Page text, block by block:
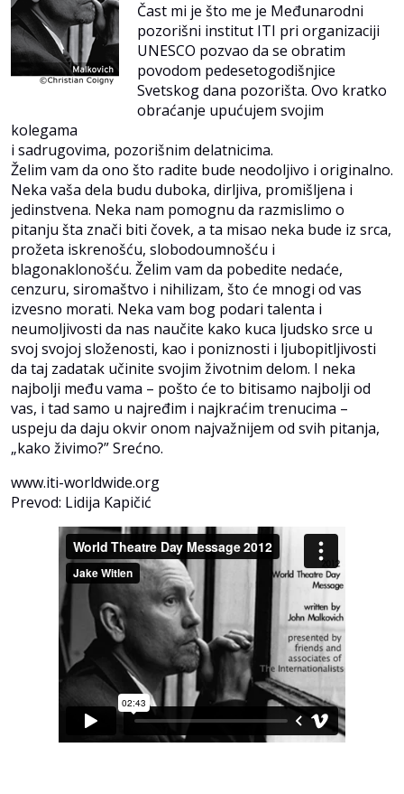
Čast mi je što me je Međunarodni
pozorišni institut ITI pri organizaciji
UNESCO pozvao da se obratim
povodom pedesetogodišnjice
Svetskog dana pozorišta. Ovo kratko
obraćanje upućujem svojim
kolegama
i sadrugovima, pozorišnim delatnicima.
Želim vam da ono što radite bude neodoljivo i originalno.
Neka vaša dela budu duboka, dirljiva, promišljena i
jedinstvena. Neka nam pomognu da razmislimo o
pitanju šta znači biti čovek, a ta misao neka bude iz srca,
prožeta iskrenošću, slobodoumnošću i
blagonaklonošću. Želim vam da pobedite nedaće,
cenzuru, siromaštvo i nihilizam, što će mnogi od vas
izvesno morati. Neka vam bog podari talenta i
neumoljivosti da nas naučite kako kuca ljudsko srce u
svoj svojoj složenosti, kao i poniznosti i ljubopitljivosti
da taj zadatak učinite svojim životnim delom. I neka
najbolji među vama – pošto će to bitisamo najbolji od
vas, i tad samo u najređim i najkraćim trenucima –
uspeju da daju okvir onom najvažnijem od svih pitanja,
„kako živimo?” Srećno.
www.iti-worldwide.org
Prevod: Lidija Kapičić